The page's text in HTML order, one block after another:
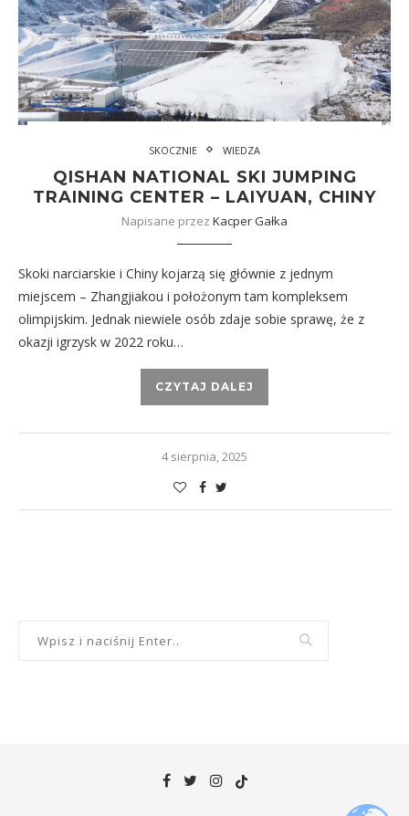
SKOCZNIE WIEDZA
QISHAN NATIONAL SKI JUMPING
TRAINING CENTER – LAIYUAN, CHINY
Napisane przez Kacper Gałka
Skoki narciarskie i Chiny kojarzą się głównie z jednym
miejscem – Zhangjiakou i położonym tam kompleksem
olimpijskim. Jednak niewiele osób zdaje sobie sprawę, że z
okazji igrzysk w 2022 roku…
CZYTAJ DALEJ
4 sierpnia, 2025